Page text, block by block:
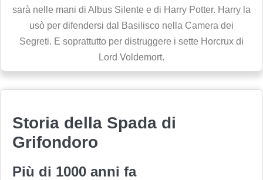
sarà nelle mani di Albus Silente e di Harry Potter. Harry la
usò per difendersi dal Basilisco nella Camera dei
Segreti. E soprattutto per distruggere i sette Horcrux di
Lord Voldemort.
Storia della Spada di
Grifondoro
Più di 1000 anni fa